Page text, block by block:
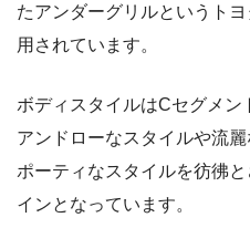
たアンダーグリルというト
用されています。
ボディスタイルはCセグメン
アンドローなスタイルや流
ポーティなスタイルを彷彿
インとなっています。